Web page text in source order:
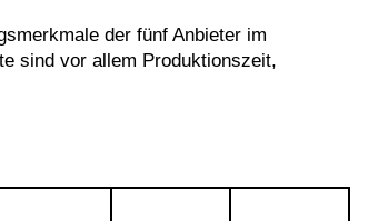
der fünf Anbieter im
sind vor allem Produktionszeit,